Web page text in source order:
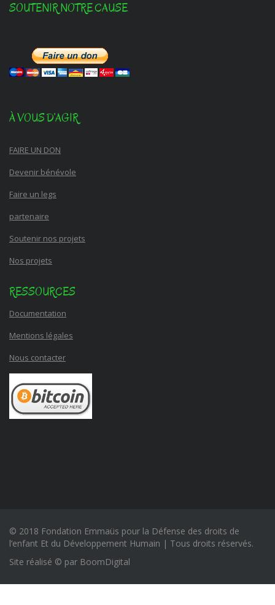
SOUTENIR NOTRE CAUSE
À VOUS D’AGIR
FAIRE UN DON
Devenir bénévole
Faire un legs
partenaire
Soutenir nos projets
Nos projets
RESSOURCES
Documentation
Mentions légales
Nous contacter
© 2018 Fondation Emmaüs pour la Défense des droits de
l’enfant Et du Développement Humain | Tous droits réservés.
Site réalisé © par BoomDigital